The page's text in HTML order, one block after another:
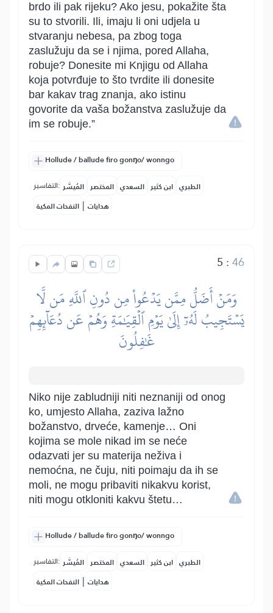
brdo ili pak rijeku? Ako jesu, pokažite šta
su to stvorili. Ili, imaju li oni udjela u
stvaranju nebesa, pa zbog toga
zaslužuju da se i njima, pored Allaha,
robuje? Donesite mi Knjigu od Allaha
koja potvrđuje to što tvrdite ili donesite
bar kakav trag znanja, ako istinu
govorite da vaša božanstva zaslužuje da
im se robuje.”
Hollude / ballude firo gonŋo/ wonngo
التفاسير: المُيسَّر المختصر السعدي ابن كثير الطبري
النفحات المكية | هدايات
5 :46
وَمَنۡ أَضَلُّ مِمَّن يَدۡعُواْ مِن دُونِ ٱللَّهِ مَن لَّا
يَسۡتَجِيبُ لَهُۥٓ إِلَىٰ يَوۡمِ ٱلۡقِيَٰمَةِ وَهُمۡ عَن دُعَآئِهِمۡ
غَٰفِلُونَ
Niko nije zabludniji niti neznaniji od onog
ko, umjesto Allaha, zaziva lažno
božanstvo, drveće, kamenje… Oni
kojima se mole nikad im se neće
odazvati jer su materija neživa i
nemoćna, ne čuju, niti poimaju da ih se
moli, ne mogu pribaviti nikakvu korist,
niti mogu otkloniti kakvu štetu…
Hollude / ballude firo gonŋo/ wonngo
التفاسير: المُيسَّر المختصر السعدي ابن كثير الطبري
النفحات المكية | هدايات